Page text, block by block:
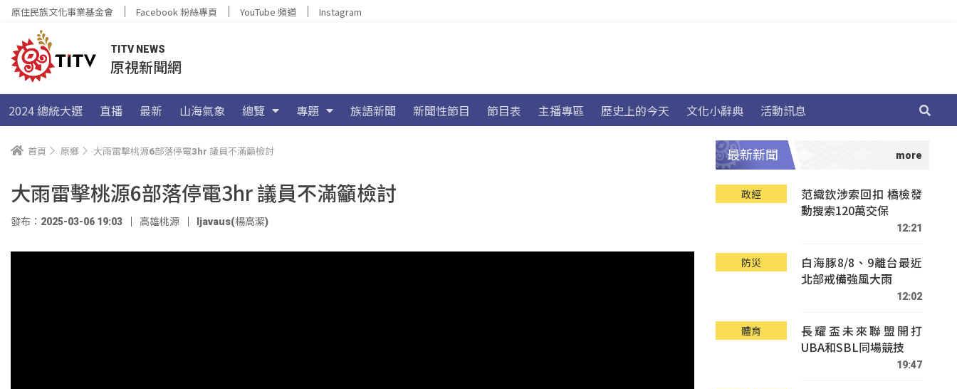
原住民族文化事業基金會 Facebook 粉絲專頁 YouTube 頻道 Instagram
TITV NEWS
原視新聞網
2024 總統大選 直播 最新 山海氣象 總覽 專題 族語新聞 新聞性節目 節目表 主播專區 歷史上的今天 文化小辭典 活動訊息
首頁 原鄉 大雨雷擊桃源6部落停電3hr 議員不滿籲檢討
大雨雷擊桃源6部落停電3hr 議員不滿籲檢討
發布：2025-03-06 19:03 高雄桃源 ljavaus(楊高潔)
最新新聞
政經
范織欽涉索回扣 橋檢發
動搜索120萬交保
12:21
防災
白海豚8/8、9離台最近
北部戒備強風大雨
12:02
體育
長耀盃未來聯盟開打
UBA和SBL同場競技
19:47